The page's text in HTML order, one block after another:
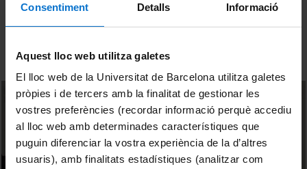
Consentiment Detalls Informació
Aquest lloc web utilitza galetes
El lloc web de la Universitat de Barcelona utilitza galetes
pròpies i de tercers amb la finalitat de gestionar les
vostres preferències (recordar informació perquè accediu
al lloc web amb determinades característiques que
puguin diferenciar la vostra experiència de la d’altres
usuaris), amb finalitats estadístiques (analitzar com
Ordenar